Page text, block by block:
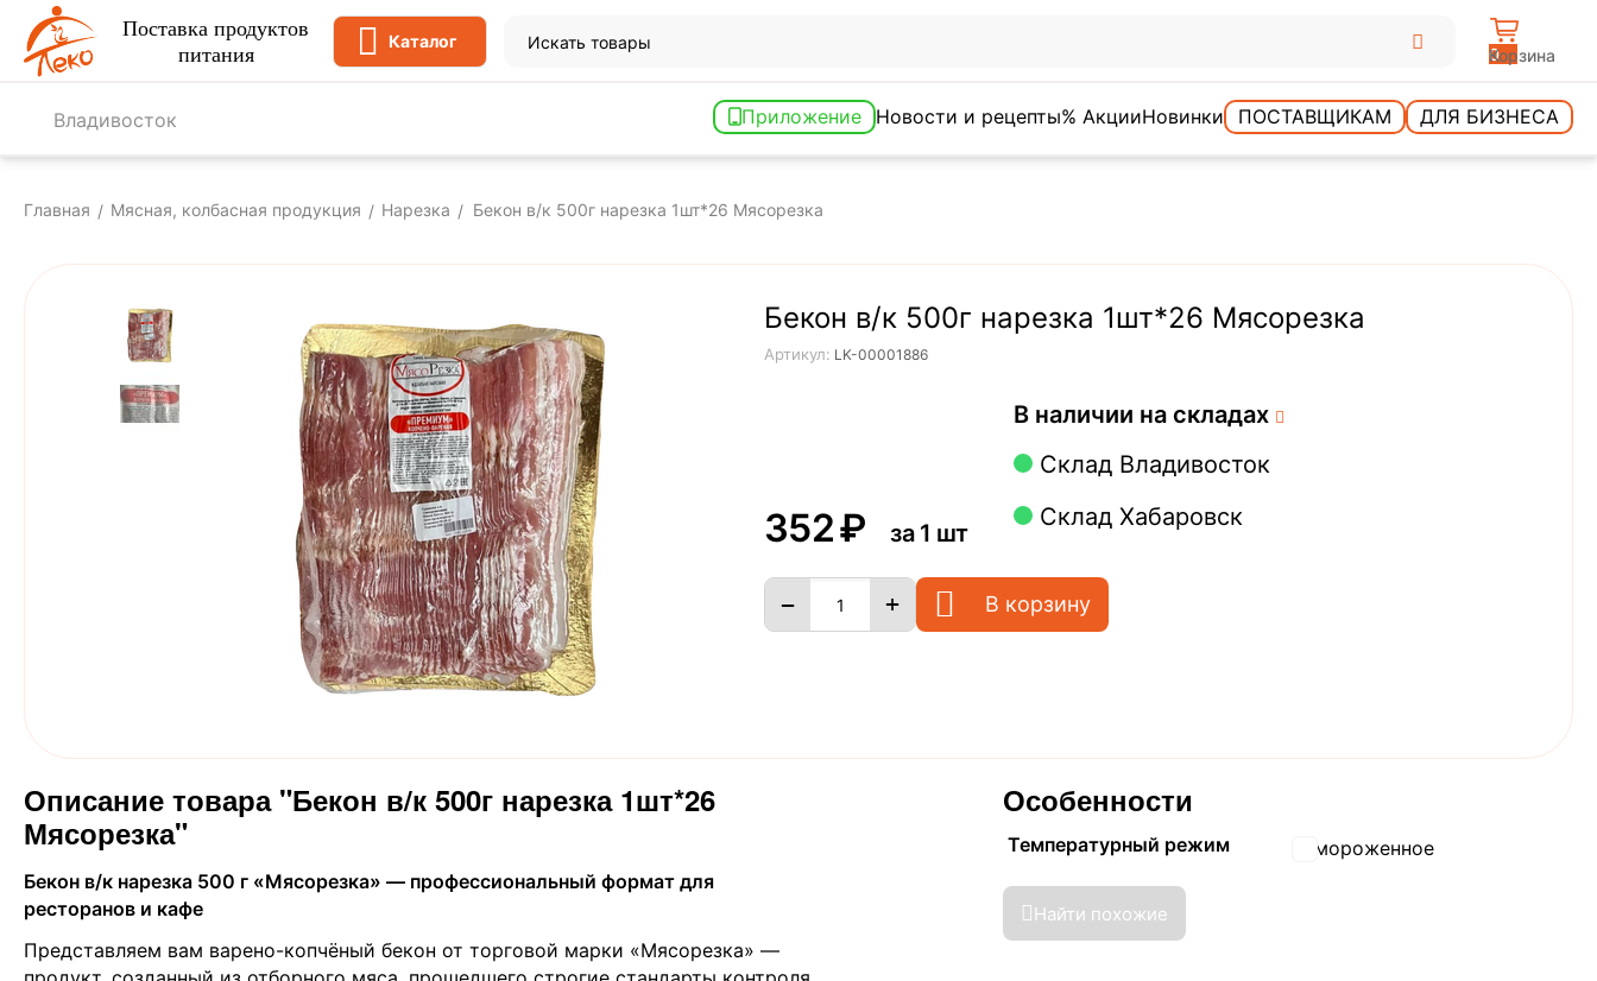
Поставка продуктов
питания
Каталог
0
Корзина
Владивосток Приложение Новости и рецепты% АкцииНовинки ПОСТАВЩИКАМ ДЛЯ БИЗНЕСА
Главная / Мясная, колбасная продукция / Нарезка / Бекон в/к 500г нарезка 1шт*26 Мясорезка
Бекон в/к 500г нарезка 1шт*26 Мясорезка
Артикул: LK-00001886
‍352‍₽ за 1 шт
В наличии на складах
Склад Владивосток
Склад Хабаровск
+
− В корзину
Описание товара "Бекон в/к 500г нарезка 1шт*26
Мясорезка"
Бекон в/к нарезка 500 г «Мясорезка» — профессиональный формат для
ресторанов и кафе
Представляем вам варено-копчёный бекон от торговой марки «Мясорезка» —
Особенности
Температурный режим Замороженное
Найти похожие